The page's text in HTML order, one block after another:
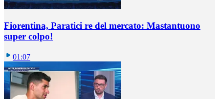
Fiorentina, Paratici re del mercato: Mastantuono
super colpo!
01:07